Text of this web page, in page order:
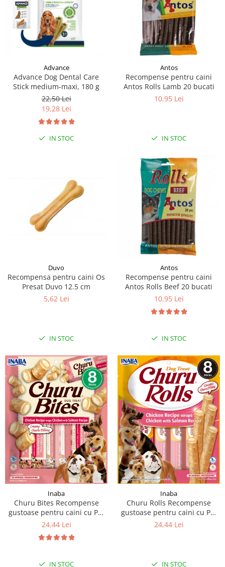
Advance
Advance Dog Dental Care
Stick medium-maxi, 180 g
22,50 Lei
19,28 Lei
IN STOC
Antos
Recompense pentru caini
Antos Rolls Lamb 20 bucati
10,95 Lei
IN STOC
Duvo
Recompensa pentru caini Os
Presat Duvo 12.5 cm
5,62 Lei
IN STOC
Antos
Recompense pentru caini
Antos Rolls Beef 20 bucati
10,95 Lei
IN STOC
Inaba
Churu Bites Recompense
gustoase pentru caini cu Pui
si somon 8 x 12 g
24,44 Lei
IN STOC
Inaba
Churu Rolls Recompense
gustoase pentru caini cu Pui
si somon 8 x 12 g
24,44 Lei
IN STOC